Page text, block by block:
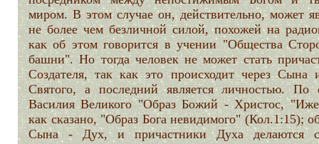
миром. В этом случае он, действительно, может
не более чем безличной силой, похожей на
как об этом говорится в учении "Общества
башни". Но тогда человек не может стать
Создателя, так как это происходит через Сына
Святого, а последний является личностью. По
Василия Великого "Образ Божий - Христос,
как сказано, "Образ Бога невидимого" (Кол.1:15);
Сына - Дух, и причастники Духа делаются